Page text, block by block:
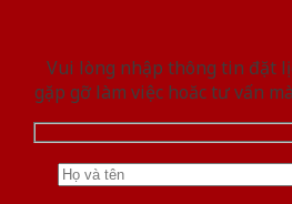
Vui lòng nhập thông tin đặt
gặp gỡ làm việc hoăc tư vấn